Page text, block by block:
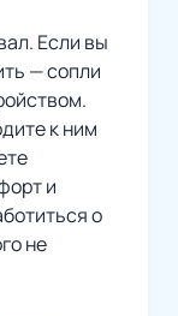
Если вы
— сопли
к ним
и
о
не